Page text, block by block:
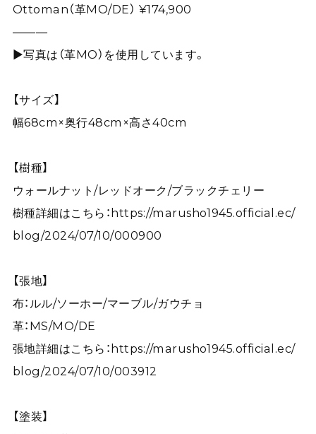
Ottoman（革MO/DE） ¥174,900
———
▶写真は（革MO）を使用しています。
【サイズ】
幅68cm×奥行48cm×高さ40cm
【樹種】
ウォールナット/レッドオーク/ブラックチェリー
樹種詳細はこちら： https://marusho1945.official.ec/
blog/2024/07/10/000900
【張地】
布：ルル/ソーホー/マーブル/ガウチョ
革：MS/MO/DE
張地詳細はこちら： https://marusho1945.official.ec/
blog/2024/07/10/003912
【塗装】